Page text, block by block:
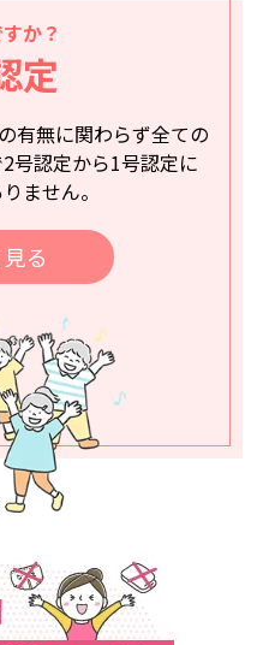
か？
定
有無に関わらず全ての
号認定から1号認定に
ません。
る